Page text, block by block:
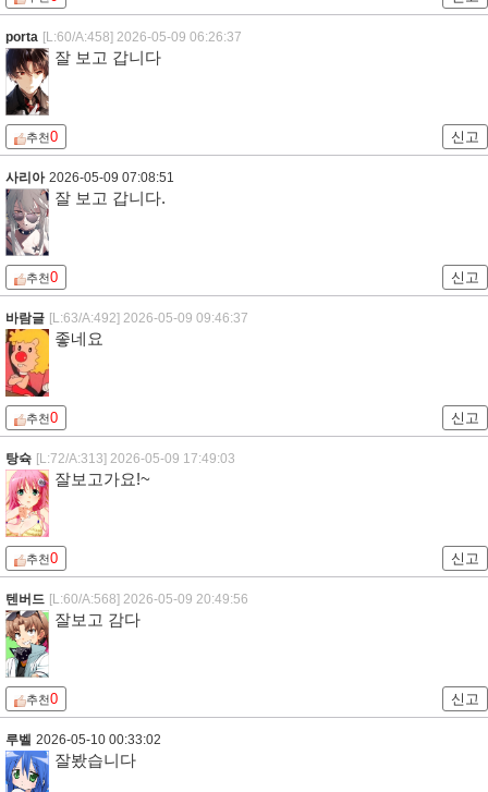
porta [L:60/A:458] 2026-05-09 06:26:37
잘 보고 갑니다
추천0 신고
사리아 2026-05-09 07:08:51
잘 보고 갑니다.
추천0 신고
바람글 [L:63/A:492] 2026-05-09 09:46:37
좋네요
추천0 신고
탕슉 [L:72/A:313] 2026-05-09 17:49:03
잘보고가요!~
추천0 신고
텐버드 [L:60/A:568] 2026-05-09 20:49:56
잘보고 감다
추천0 신고
루벨 2026-05-10 00:33:02
잘봤습니다